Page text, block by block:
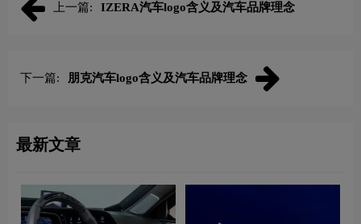
上一篇: IZERA汽车logo含义及汽车品牌理念
下一篇: 朋克汽车logo含义及汽车品牌理念
最新文章